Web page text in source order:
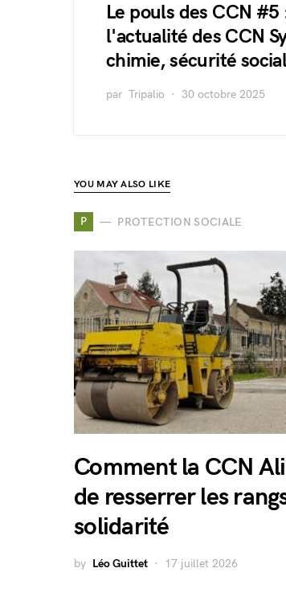
Le pouls des CCN #5
l'actualité des CCN
chimie, sécurité
par Tripalio 30 octobre 2025
YOU MAY ALSO LIKE
P PROTECTION SOCIALE
Comment la CCN
de resserrer les
solidarité
by Léo Guittet 17 juillet 2026